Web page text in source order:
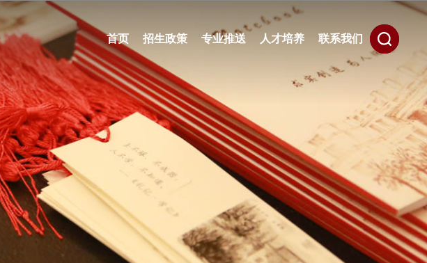
首页 招生政策 专业推送 人才培养 联系我们